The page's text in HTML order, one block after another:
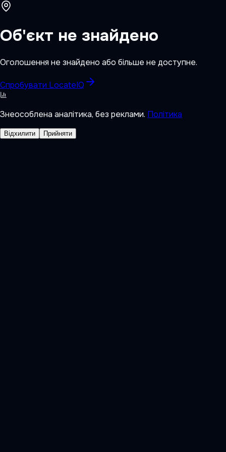
Об'єкт не знайдено
Оголошення не знайдено або більше не доступне.
Спробувати LocateIQ
Знеособлена аналітика, без реклами. Політика
Відхилити Прийняти